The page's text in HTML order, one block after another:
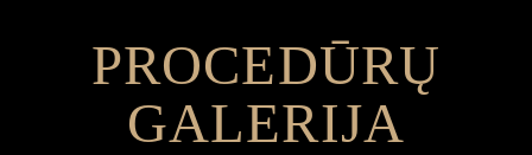
PROCEDŪRŲ
GALERIJA